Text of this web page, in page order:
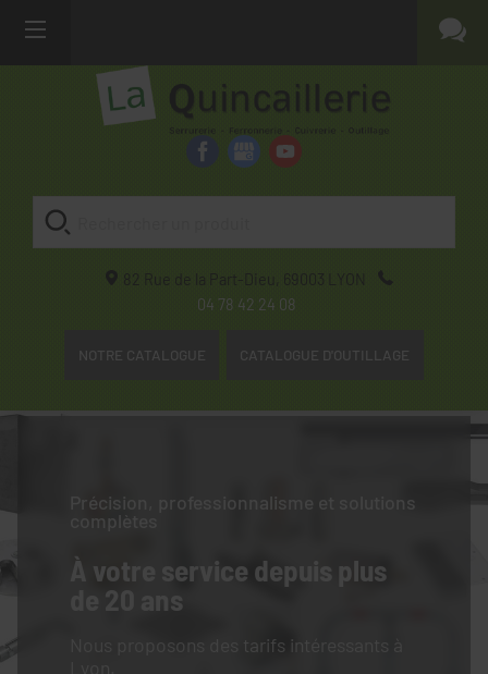
82 Rue de la Part-Dieu, 69003
LYON
04 78 42 24 08
NOTRE CATALOGUE CATALOGUE D'OUTILLAGE
Précision, professionnalisme et solutions
complètes
À votre service depuis plus
de 20 ans
Nous proposons des tarifs intéressants à